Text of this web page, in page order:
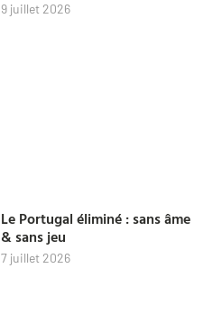
9 juillet 2026
Le Portugal éliminé : sans âme
& sans jeu
7 juillet 2026